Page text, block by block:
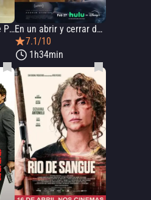
Breaking Glass: The Pat Summitt Story
En un abrir y cerrar de ojos
7.1/10
1h34min